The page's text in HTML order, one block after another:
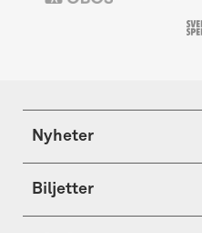
Nyheter
Biljetter